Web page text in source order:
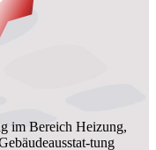
im Bereich Heizung,
tung